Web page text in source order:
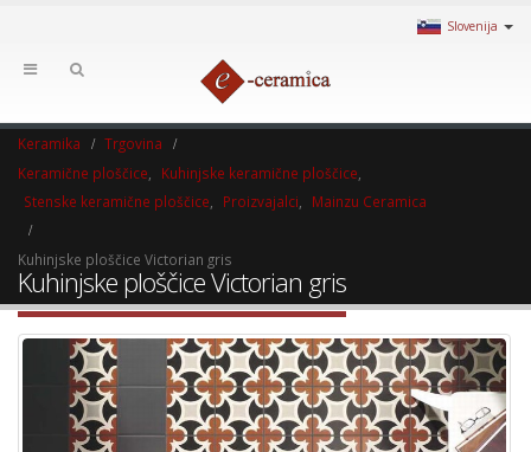
Slovenija
Keramika
Trgovina
Keramične ploščice
Kuhinjske keramične ploščice
Stenske keramične ploščice
Proizvajalci Mainzu Ceramica
Kuhinjske ploščice Victorian gris
Kuhinjske ploščice Victorian gris